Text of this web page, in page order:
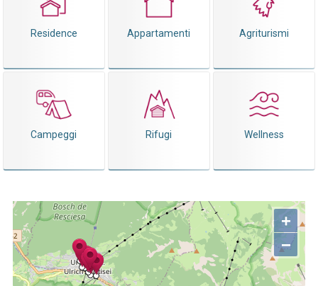
Residence Appartamenti Agriturismi
Campeggi Rifugi Wellness
+
−